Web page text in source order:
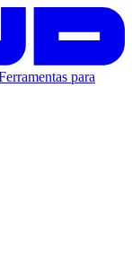
para